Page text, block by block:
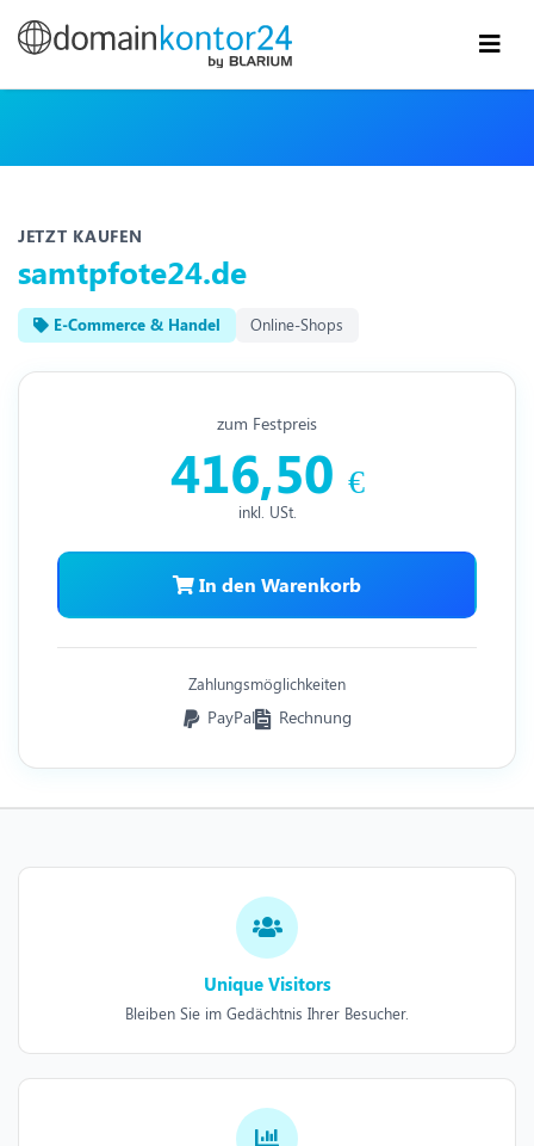
JETZT KAUFEN
samtpfote24.de
E-Commerce & Handel Online-Shops
zum Festpreis
416,50 €
inkl. USt.
In den Warenkorb
Zahlungsmöglichkeiten
PayPal Rechnung
Unique Visitors
Bleiben Sie im Gedächtnis Ihrer Besucher.